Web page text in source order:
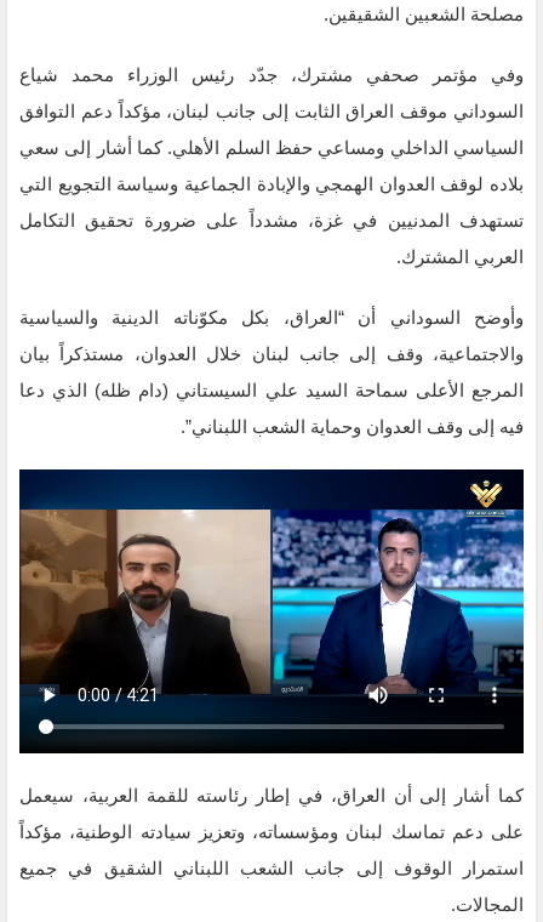
مصلحة الشعبين الشقيقين.
وفي مؤتمر صحفي مشترك، جدّد رئيس الوزراء محمد شياع
السوداني موقف العراق الثابت إلى جانب لبنان، مؤكداً دعم التوافق
السياسي الداخلي ومساعي حفظ السلم الأهلي. كما أشار إلى سعي
بلاده لوقف العدوان الهمجي والإبادة الجماعية وسياسة التجويع التي
تستهدف المدنيين في غزة، مشدداً على ضرورة تحقيق التكامل
العربي المشترك.
وأوضح السوداني أن “العراق، بكل مكوّناته الدينية والسياسية
والاجتماعية، وقف إلى جانب لبنان خلال العدوان، مستذكراً بيان
المرجع الأعلى سماحة السيد علي السيستاني (دام ظله) الذي دعا
فيه إلى وقف العدوان وحماية الشعب اللبناني”.
كما أشار إلى أن العراق، في إطار رئاسته للقمة العربية، سيعمل
على دعم تماسك لبنان ومؤسساته، وتعزيز سيادته الوطنية، مؤكداً
استمرار الوقوف إلى جانب الشعب اللبناني الشقيق في جميع
المجالات.